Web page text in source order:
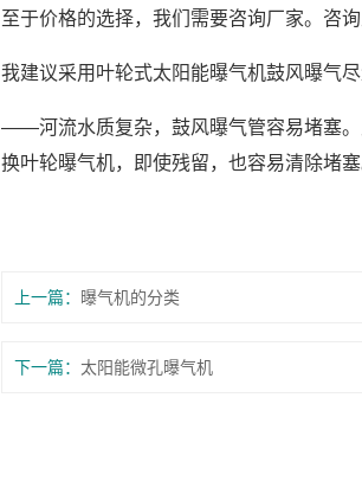
至于价格的选择，我们需要咨询厂家。咨
我建议采用叶轮式太阳能曝气机鼓风曝气
——河流水质复杂，鼓风曝气管容易堵塞。
换叶轮曝气机，即使残留，也容易清除堵塞
上一篇： 曝气机的分类
下一篇： 太阳能微孔曝气机